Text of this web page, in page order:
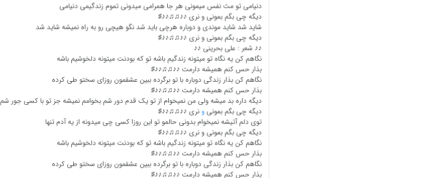
دنیامی تو مث نفس میمونی هر جا همرامی میدونی تموم زندگیمی دنیامی
دیگه چی بگم بمونی و نری ♪♪♫♫♪♪♯
شاید شد شاید موندی و دوباره هرچی باید شد نگو هیچی رو به راه نمیشه شاید شد
دیگه چی بگم بمونی و نری ♪♪♫♫♪♪♯
♪♪ شعر : علی بحرینی ♪♪
نگاهم کن یه نگاه تو میتونه زندگیم باشه تو که بودنت میتونه دلخوشیم باشه
بذار حس کنم همیشه دارمت ♪♪♫♫♪♪♯
نگاهم کن بذار زندگی دوباره با تو برگرده ببین عشقمون روزای سختو طی کرده
بذار حس کنم همیشه دارمت ♪♪♫♫♪♪♯
دیگه داره بد میشه ولی من نمیخوام از تو یک قدم دور شم بخوامم نمیشه جز تو با کسی جور شم
دیگه چی بگم بمونی و نری ♪♪♫♫♪♪♯
توی دلم آتیشه نمیخوام بدونی حالمو تو این روزا کسی چی میدونه از یه آدم تنها
دیگه چی بگم بمونی و نری ♪♪♫♫♪♪♯
نگاهم کن یه نگاه تو میتونه زندگیم باشه تو که بودنت میتونه دلخوشیم باشه
بذار حس کنم همیشه دارمت ♪♪♫♫♪♪♯
نگاهم کن بذار زندگی دوباره با تو برگرده ببین عشقمون روزای سختو طی کرده
بذار حس کنم همیشه دارمت ♪♪♫♫♪♪♯